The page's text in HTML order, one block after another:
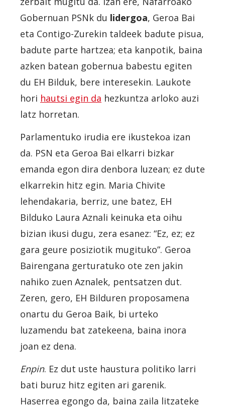
Gobernuan PSNk du lidergoa, Geroa Bai
eta Contigo-Zurekin taldeek badute pisua,
badute parte hartzea; eta kanpotik, baina
azken batean gobernua babestu egiten
du EH Bilduk, bere interesekin. Laukote
hori hautsi egin da hezkuntza arloko auzi
latz horretan.
Parlamentuko irudia ere ikustekoa izan
da. PSN eta Geroa Bai elkarri bizkar
emanda egon dira denbora luzean; ez dute
elkarrekin hitz egin. Maria Chivite
lehendakaria, berriz, une batez, EH
Bilduko Laura Aznali keinuka eta oihu
bizian ikusi dugu, zera esanez: “Ez, ez; ez
gara geure posiziotik mugituko”. Geroa
Bairengana gerturatuko ote zen jakin
nahiko zuen Aznalek, pentsatzen dut.
Zeren, gero, EH Bilduren proposamena
onartu du Geroa Baik, bi urteko
luzamendu bat zatekeena, baina inora
joan ez dena.
Enpin. Ez dut uste haustura politiko larri
bati buruz hitz egiten ari garenik.
Haserrea egongo da, baina zaila litzateke